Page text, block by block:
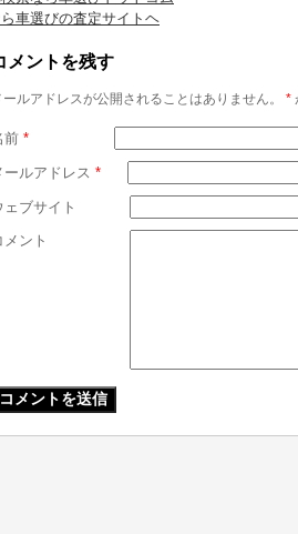
車選びの査定サイトヘ
メントを残す
ールアドレスが公開されることはありません。 *
前 *
ールアドレス *
ェブサイト
メント